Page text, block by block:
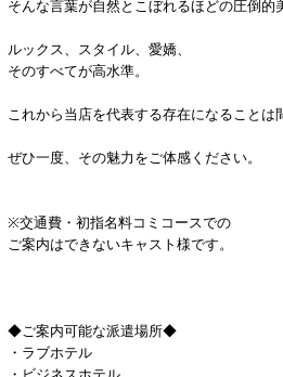
そんな言葉が自然とこぼれるほどの圧倒的
ルックス、スタイル、愛嬌、
そのすべてが高水準。
これから当店を代表する存在になることは
ぜひ一度、その魅力をご体感ください。
※交通費・初指名料コミコースでの
ご案内はできないキャスト様です。
◆ご案内可能な派遣場所◆
・ラブホテル